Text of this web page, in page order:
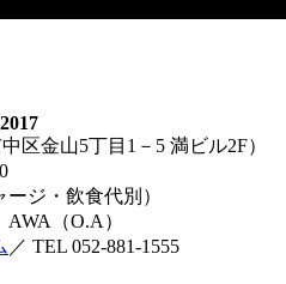
区金山5丁目1－5 満ビル2F）
ジ・飲食代別）
（O.A）
／ TEL 052-881-1555